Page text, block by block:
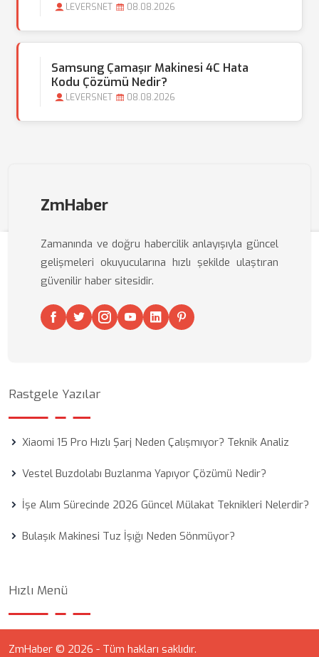
LEVERSNET 08.08.2026
Samsung Çamaşır Makinesi 4C Hata
Kodu Çözümü Nedir?
LEVERSNET 08.08.2026
ZmHaber
Zamanında ve doğru habercilik anlayışıyla güncel
gelişmeleri okuyucularına hızlı şekilde ulaştıran
güvenilir haber sitesidir.
Rastgele Yazılar
Xiaomi 15 Pro Hızlı Şarj Neden Çalışmıyor? Teknik Analiz
Vestel Buzdolabı Buzlanma Yapıyor Çözümü Nedir?
İşe Alım Sürecinde 2026 Güncel Mülakat Teknikleri Nelerdir?
Bulaşık Makinesi Tuz İşığı Neden Sönmüyor?
Hızlı Menü
ZmHaber © 2026 - Tüm hakları saklıdır.